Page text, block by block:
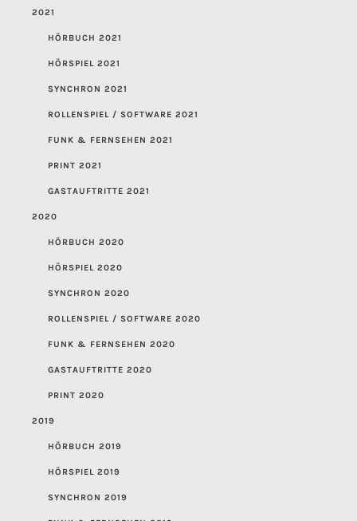
2021
HÖRBUCH 2021
HÖRSPIEL 2021
SYNCHRON 2021
ROLLENSPIEL / SOFTWARE 2021
FUNK & FERNSEHEN 2021
PRINT 2021
GASTAUFTRITTE 2021
2020
HÖRBUCH 2020
HÖRSPIEL 2020
SYNCHRON 2020
ROLLENSPIEL / SOFTWARE 2020
FUNK & FERNSEHEN 2020
GASTAUFTRITTE 2020
PRINT 2020
2019
HÖRBUCH 2019
HÖRSPIEL 2019
SYNCHRON 2019